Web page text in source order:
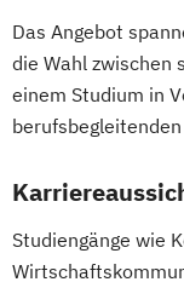
Das Angebot
die Wahl zwischen
einem Studium in
Studiengänge wie